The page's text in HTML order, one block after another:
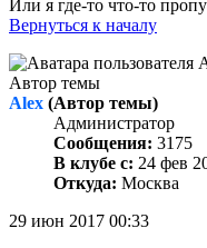
Или я где-то что-то
Вернуться к началу
Автор темы
Alex (Автор темы)
Администратор
Сообщения: 3175
В клубе с: 24 фев
Откуда: Москва
29 июн 2017 00:33